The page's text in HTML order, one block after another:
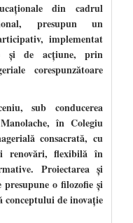
din cadrul
presupun un
implementat
şi de acţiune, prin
corespunzătoare
sub conducerea
în Colegiu
consacrată, cu
renovări, flexibilă în
Proiectarea şi
o filozofie şi
conceptului de inovaţie